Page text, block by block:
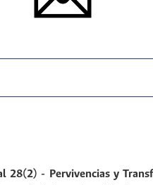
28(2) - Pervivencias y